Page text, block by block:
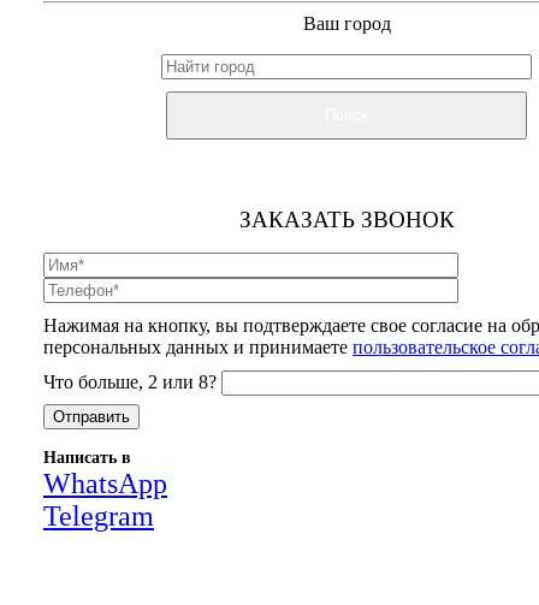
Ваш город
ЗАКАЗАТЬ ЗВОНОК
Нажимая на кнопку, вы подтверждаете свое согласие на
персональных данных и принимаете пользовательское
Что больше, 2 или 8?
Написать в
WhatsApp
Telegram